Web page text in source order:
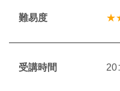
難易度
受講時間 20